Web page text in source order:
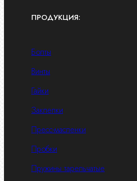
ПРОДУКЦИЯ:
Болты
Винты
Гайки
Заклепки
Пресс-масленки
Пробки
Пружины тарельчатые